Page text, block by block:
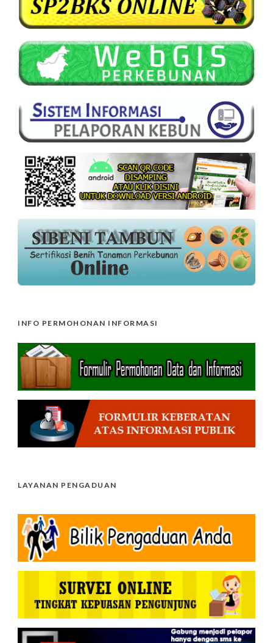
INFO PERMOHONAN INFORMASI
LAYANAN PENGADUAN